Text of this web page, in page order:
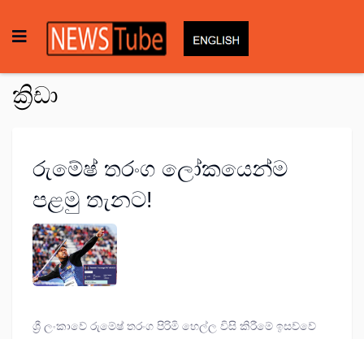
ක්‍රිඩා
රුමේෂ් තරංග ලෝකයෙන්ම
පළමු තැනට!
ශ්‍රී ලංකාවේ රුමේෂ් තරංග පිරිමි හෙල්ල විසි කිරීමේ ඉසව්වේ